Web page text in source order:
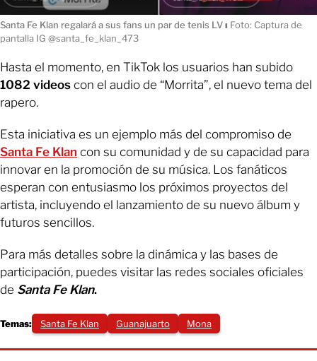
Santa Fe Klan regalará a sus fans un par de tenis LVı Foto: Captura de
pantalla IG @santa_fe_klan_473
Hasta el momento, en TikTok los usuarios han subido
1082 videos con el audio de “Morrita”, el nuevo tema del
rapero.
Esta iniciativa es un ejemplo más del compromiso de
Santa Fe Klan con su comunidad y de su capacidad para
innovar en la promoción de su música. Los fanáticos
esperan con entusiasmo los próximos proyectos del
artista, incluyendo el lanzamiento de su nuevo álbum y
futuros sencillos.
Para más detalles sobre la dinámica y las bases de
participación, puedes visitar las redes sociales oficiales
de Santa Fe Klan.
Temas: Santa Fe Klan Guanajuarto Mona